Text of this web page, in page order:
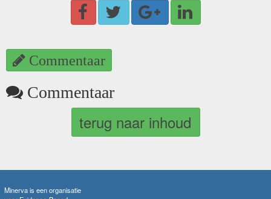
Commentaar
Commentaar
terug naar inhoud
Minerva is een organisatie